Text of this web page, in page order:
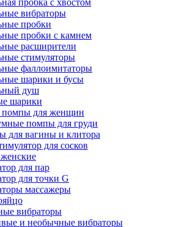
пробка с хвостом
вибраторы
пробки
пробки с камнем
расширители
стимуляторы
фаллоимитаторы
шарики и бусы
душ
шарики
для женщин
помпы для груди
для вагины и клитора
для сосков
для пар
для точки G
массажеры
вибраторы
и необычные вибраторы